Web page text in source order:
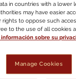
in countries with a lower
may have easier
rights to oppose such
to the use of all cookies
información sobre su
Manage Cookies